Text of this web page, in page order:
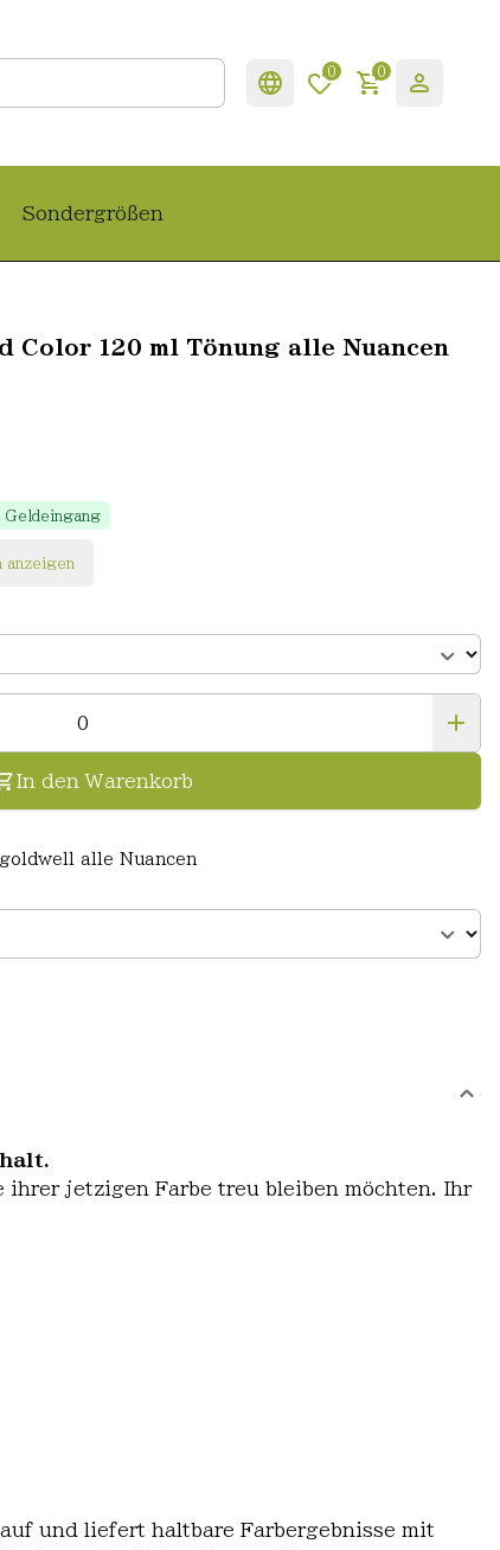
0 0
Sondergrößen
Color 120 ml Tönung alle Nuancen
Geldeingang
anzeigen
In den Warenkorb
alle Nuancen
jetzigen Farbe treu bleiben möchten. Ihr
und liefert haltbare Farbergebnisse mit